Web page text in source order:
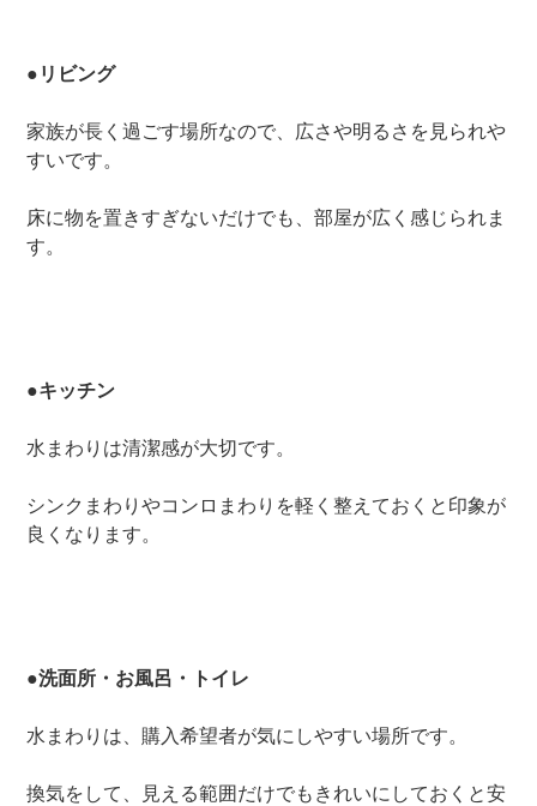
●リビング
家族が長く過ごす場所なので、広さや明るさを見られや
すいです。
床に物を置きすぎないだけでも、部屋が広く感じられま
す。
●キッチン
水まわりは清潔感が大切です。
シンクまわりやコンロまわりを軽く整えておくと印象が
良くなります。
●洗面所・お風呂・トイレ
水まわりは、購入希望者が気にしやすい場所です。
換気をして、見える範囲だけでもきれいにしておくと安